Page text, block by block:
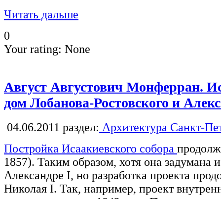
Читать дальше
0
Your rating: None
Август Августович Монферран.
дом Лобанова-Ростовского и
04.06.2011 раздел: Архитектура Санкт-
Постройка Исаакиевского собора
1857). Таким образом, хотя она задумана
Александре I, но разработка проекта
Николая I. Так, например, проект